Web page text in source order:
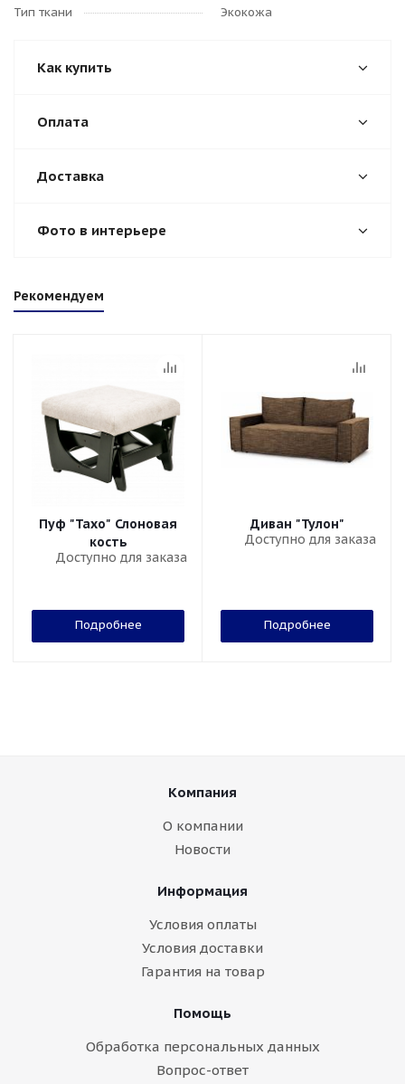
Тип ткани
Экокожа
Как купить
Оплата
Доставка
Фото в интерьере
Рекомендуем
Пуф "Тахо" Слоновая
кость
Доступно для заказа
Подробнее
Диван "Тулон"
Доступно для заказа
Подробнее
Компания
О компании
Новости
Информация
Условия оплаты
Условия доставки
Гарантия на товар
Помощь
Обработка персональных данных
Вопрос-ответ